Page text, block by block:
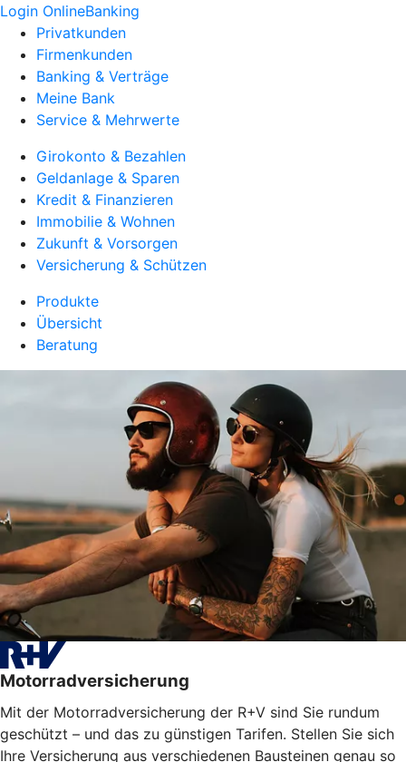
Login OnlineBanking
Privatkunden
Firmenkunden
Banking & Verträge
Meine Bank
Service & Mehrwerte
Girokonto & Bezahlen
Geldanlage & Sparen
Kredit & Finanzieren
Immobilie & Wohnen
Zukunft & Vorsorgen
Versicherung & Schützen
Produkte
Übersicht
Beratung
Motorradversicherung
Mit der Motorradversicherung der R+V sind Sie rundum
geschützt – und das zu günstigen Tarifen. Stellen Sie sich
Ihre Versicherung aus verschiedenen Bausteinen genau so